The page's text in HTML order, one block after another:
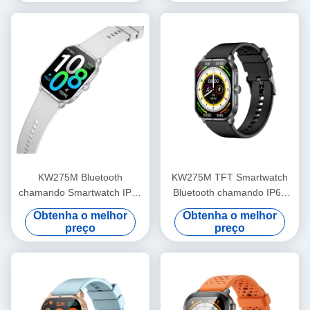
KW275M Bluetooth
chamando Smartwatch IP68
impermeável Dinâmico Ilha
Smart watch 2,02 polegadas
Obtenha o melhor
preço
KW275M TFT Smartwatch
Bluetooth chamando IP68
impermeável Dinâmico Ilha
Smartwatch
Obtenha o melhor
preço